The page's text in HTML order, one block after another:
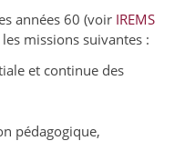
années 60 (voir IREMS
les missions suivantes :
et continue des
pédagogique,